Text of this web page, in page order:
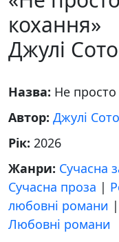
кохання»
Джулі Сото
Назва: Не просто
Автор: Джулі Сото
Рік: 2026
Жанри: Сучасна
Сучасна проза |
любовні романи |
Любовні романи